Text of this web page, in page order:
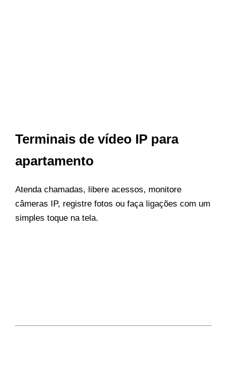
Terminais de vídeo IP para
apartamento
Atenda chamadas, libere acessos, monitore
câmeras IP, registre fotos ou faça ligações com um
simples toque na tela.